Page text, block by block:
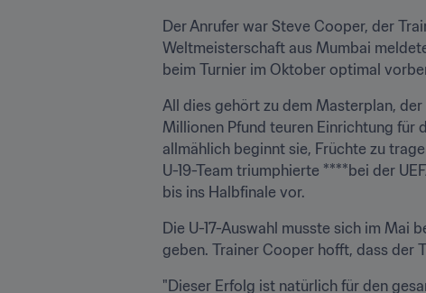
Der Anrufer war Steve Cooper, der
Weltmeisterschaft aus Mumbai
beim Turnier im Oktober optimal
All dies gehört zu dem Masterplan, der
Millionen Pfund teuren Einrichtung für
allmählich beginnt sie, Früchte zu
U-19-Team triumphierte ****bei der
bis ins Halbfinale vor.
Die U-17-Auswahl musste sich im Mai
geben. Trainer Cooper hofft, dass der
"Dieser Erfolg ist natürlich für den